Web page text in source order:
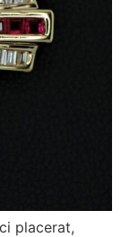
placerat,